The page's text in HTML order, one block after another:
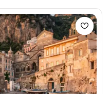
Aktivitäten bieten.
Navigieren durch die
die hoch aufragenden
ein in die ruhige
Abenteuern
der Natur suchen, die
unvergessliches
Kraft und Schönheit der